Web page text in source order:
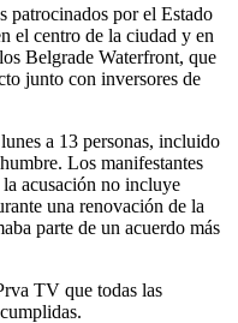
patrocinados por el Estado
el centro de la ciudad y en
Belgrade Waterfront, que
junto con inversores de
a 13 personas, incluido
Los manifestantes
acusación no incluye
una renovación de la
parte de un acuerdo más
TV que todas las